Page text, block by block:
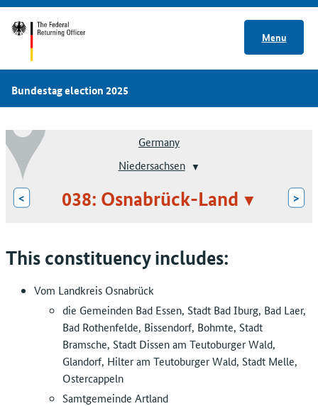
Menu
Bundestag election 2025
Germany
Niedersachsen
< 038: Osnabrück-Land >
This constituency includes:
Vom Landkreis Osnabrück
die Gemeinden Bad Essen, Stadt Bad Iburg, Bad Laer,
Bad Rothenfelde, Bissendorf, Bohmte, Stadt
Bramsche, Stadt Dissen am Teutoburger Wald,
Glandorf, Hilter am Teutoburger Wald, Stadt Melle,
Ostercappeln
Samtgemeinde Artland